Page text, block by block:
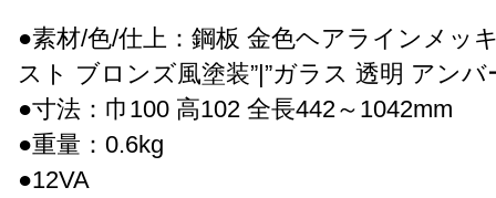
●素材/色/仕上：鋼板 金色ヘアラインメッ
スト ブロンズ風塗装”|”ガラス 透明 アンバ
●寸法：巾100 高102 全長442～1042mm
●重量：0.6kg
●12VA